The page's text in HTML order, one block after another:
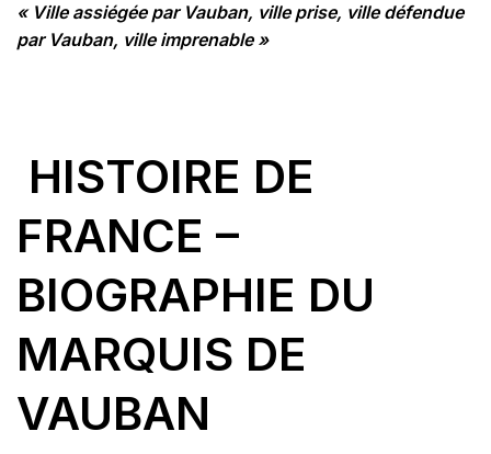
« Ville assiégée par Vauban, ville prise, ville défendue
par Vauban, ville imprenable »
HISTOIRE DE
FRANCE –
BIOGRAPHIE DU
MARQUIS DE
VAUBAN